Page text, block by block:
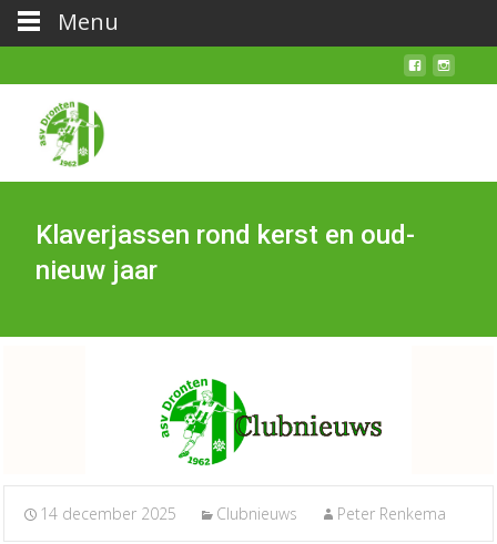
Klaverjassen rond kerst en oud-
nieuw jaar
14 december 2025 Clubnieuws Peter Renkema
Menu